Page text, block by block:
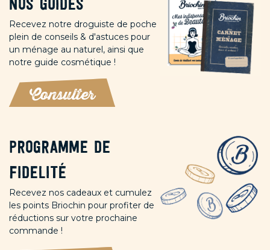
Nos guides
Recevez notre droguiste de poche
plein de conseils & d'astuces pour
un ménage au naturel, ainsi que
notre guide cosmétique !
Consulter
Programme de
fidelité
Recevez nos cadeaux et cumulez
les points Briochin pour profiter de
réductions sur votre prochaine
commande !